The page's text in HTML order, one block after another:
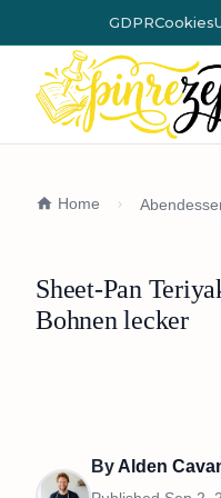
GDPRCookies
Home
Sheet-Pan
Bohnen lecker
ByAlden